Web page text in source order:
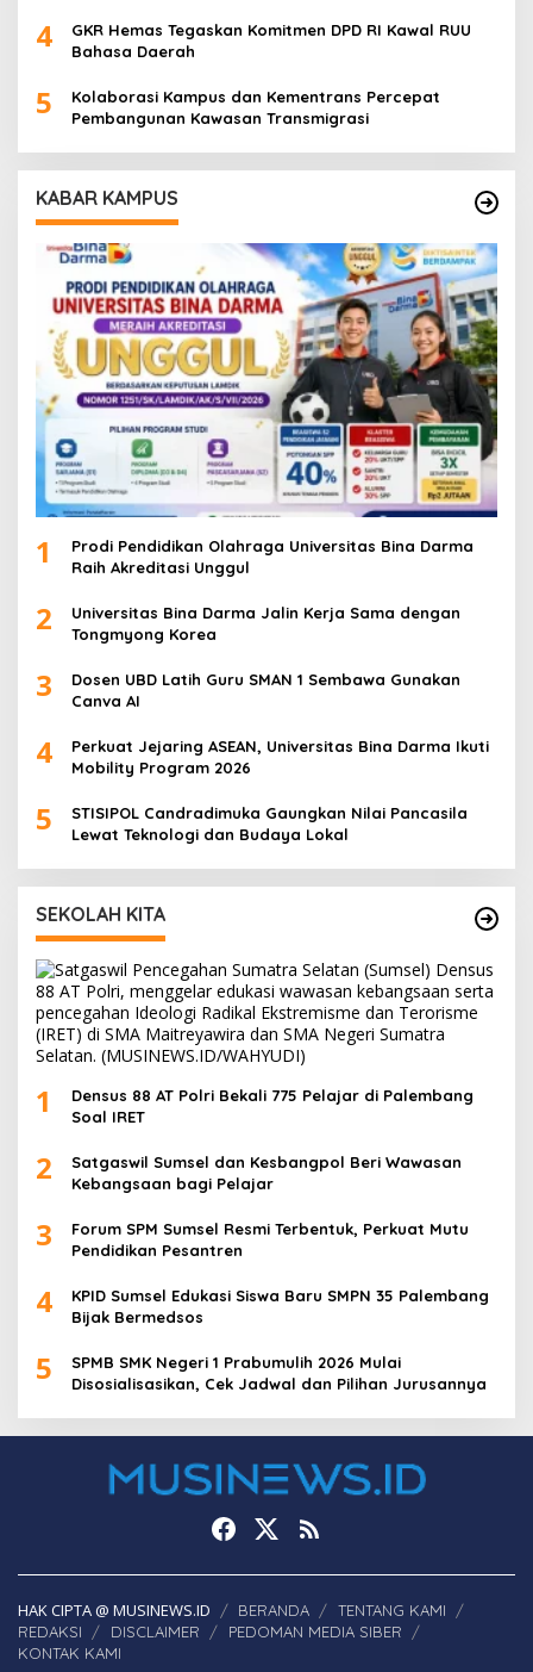
4
GKR Hemas Tegaskan Komitmen DPD RI Kawal RUU
Bahasa Daerah
5
Kolaborasi Kampus dan Kementrans Percepat
Pembangunan Kawasan Transmigrasi
KABAR KAMPUS
1
Prodi Pendidikan Olahraga Universitas Bina Darma
Raih Akreditasi Unggul
2
Universitas Bina Darma Jalin Kerja Sama dengan
Tongmyong Korea
3
Dosen UBD Latih Guru SMAN 1 Sembawa Gunakan
Canva AI
4
Perkuat Jejaring ASEAN, Universitas Bina Darma Ikuti
Mobility Program 2026
5
STISIPOL Candradimuka Gaungkan Nilai Pancasila
Lewat Teknologi dan Budaya Lokal
SEKOLAH KITA
1
Densus 88 AT Polri Bekali 775 Pelajar di Palembang
Soal IRET
2
Satgaswil Sumsel dan Kesbangpol Beri Wawasan
Kebangsaan bagi Pelajar
3
Forum SPM Sumsel Resmi Terbentuk, Perkuat Mutu
Pendidikan Pesantren
4
KPID Sumsel Edukasi Siswa Baru SMPN 35 Palembang
Bijak Bermedsos
5
SPMB SMK Negeri 1 Prabumulih 2026 Mulai
Disosialisasikan, Cek Jadwal dan Pilihan Jurusannya
HAK CIPTA @ MUSINEWS.ID BERANDA
TENTANG KAMI
REDAKSI
DISCLAIMER
PEDOMAN MEDIA SIBER
KONTAK KAMI